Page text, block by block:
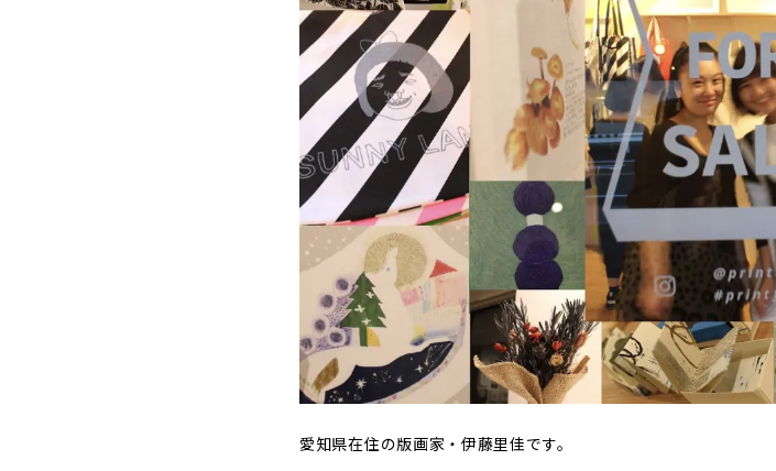
愛知県在住の版画家・伊藤里佳です。